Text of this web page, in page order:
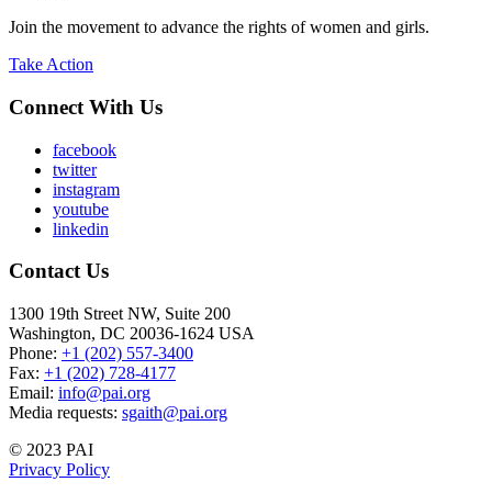
Join the movement to advance the rights of women and girls.
Take Action
Connect With Us
facebook
twitter
instagram
youtube
linkedin
Contact Us
1300 19th Street NW, Suite 200
Washington, DC 20036-1624 USA
Phone: +1 (202) 557-3400
Fax: +1 (202) 728-4177
Email: info@pai.org
Media requests: sgaith@pai.org
© 2023 PAI
Privacy Policy